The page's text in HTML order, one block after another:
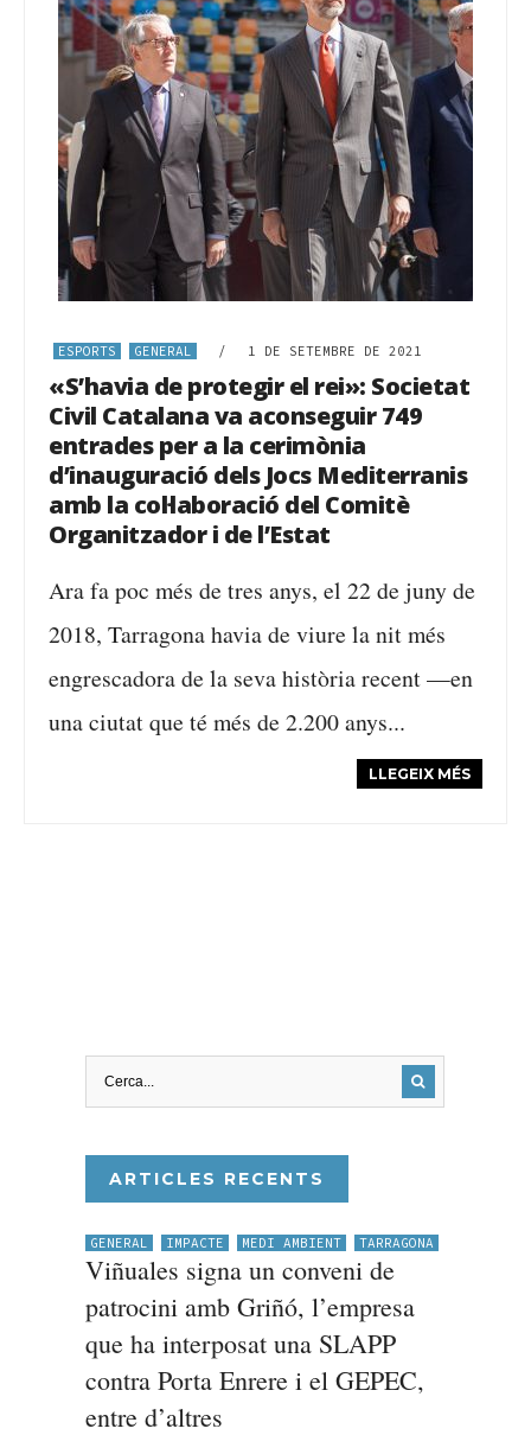
ESPORTS GENERAL / 1 DE SETEMBRE DE 2021
«S’havia de protegir el rei»: Societat
Civil Catalana va aconseguir 749
entrades per a la cerimònia
d’inauguració dels Jocs Mediterranis
amb la col·laboració del Comitè
Organitzador i de l’Estat
Ara fa poc més de tres anys, el 22 de juny de
2018, Tarragona havia de viure la nit més
engrescadora de la seva història recent —en
una ciutat que té més de 2.200 anys...
LLEGEIX MÉS
ARTICLES RECENTS
GENERAL IMPACTE MEDI AMBIENT TARRAGONA
Viñuales signa un conveni de
patrocini amb Griñó, l’empresa
que ha interposat una SLAPP
contra Porta Enrere i el GEPEC,
entre d’altres